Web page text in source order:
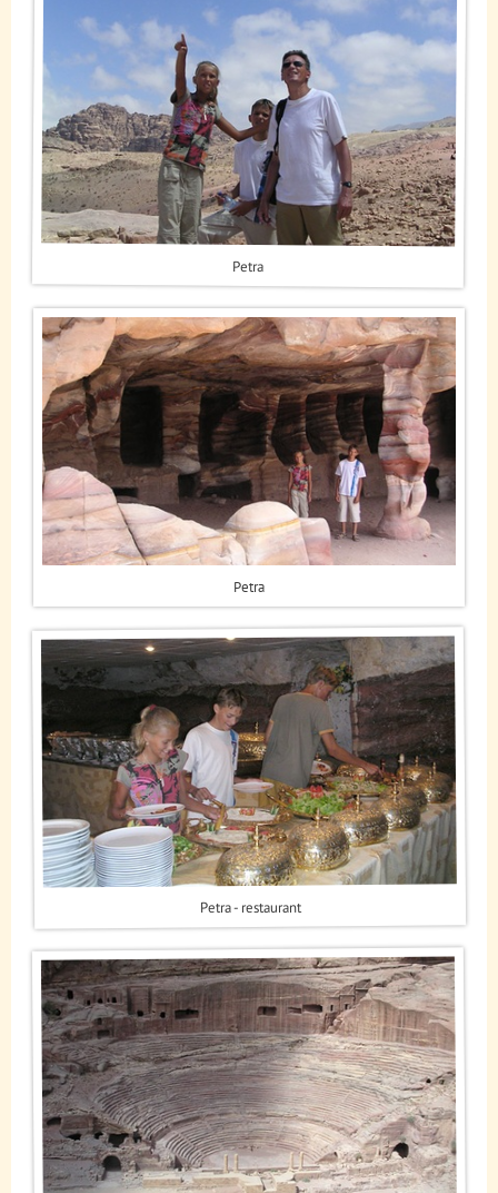
Petra
Petra
Petra - restaurant